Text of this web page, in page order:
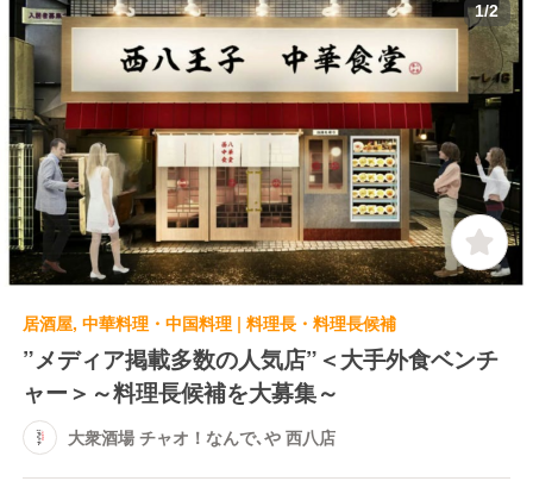
1/2
居酒屋, 中華料理・中国料理 | 料理長・料理長候補
”メディア掲載多数の人気店”＜大手外食ベンチ
ャー＞～料理長候補を大募集～
大衆酒場 チャオ！なんで､や 西八店